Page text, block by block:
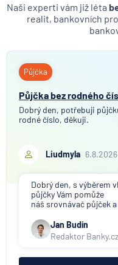
Naši experti vám již léta
realit, bankovních
Půjčka
Půjčka bez rodného
Dobrý den, potřebuji
rodné číslo, děkuji.
Liudmyla 6.8.2026
Dobrý den, s výběrem
půjčky Vám pomůže
náš srovnávač půjček
Jan Budín
Redaktor Banky.cz